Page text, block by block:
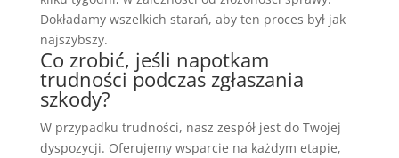
Dokładamy wszelkich starań, aby ten proces był jak
najszybszy.
Co zrobić, jeśli napotkam
trudności podczas zgłaszania
szkody?
W przypadku trudności, nasz zespół jest do Twojej
dyspozycji. Oferujemy wsparcie na każdym etapie,